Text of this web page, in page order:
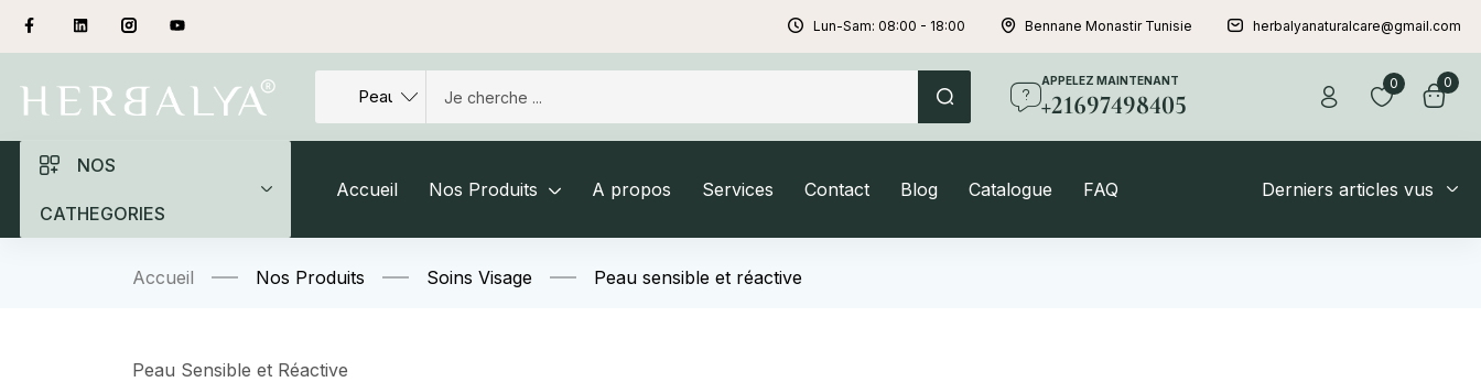
Lun-Sam: 08:00 - 18:00 Bennane Monastir Tunisie herbalyanaturalcare@gmail.com
APPELEZ MAINTENANT
+21697498405
0 0
NOS
CATHEGORIES
Accueil Nos Produits A propos Services Contact Blog Catalogue FAQ Derniers articles vus
Accueil Nos Produits Soins Visage Peau sensible et réactive
Peau Sensible et Réactive